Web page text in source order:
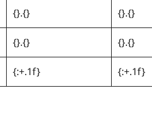
{}.{} {}.{}
{}.{} {}.{}
{:+.1f} {:+.1f}